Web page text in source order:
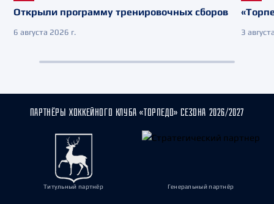
Открыли программу тренировочных сборов
6 августа 2026 г. 3
ПАРТНЁРЫ ХОККЕЙНОГО КЛУБА «ТОРПЕДО» СЕЗОНА 2026/2027
Титульный партнёр Генеральный партнёр